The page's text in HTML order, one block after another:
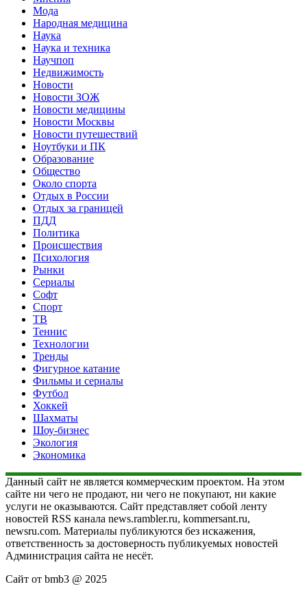
Мода
Народная медицина
Наука
Наука и техника
Научпоп
Недвижимость
Новости
Новости ЗОЖ
Новости медицины
Новости Москвы
Новости путешествий
Ноутбуки и ПК
Образование
Общество
Около спорта
Отдых в России
Отдых за границей
ПДД
Политика
Происшествия
Психология
Рынки
Сериалы
Софт
Спорт
ТВ
Теннис
Технологии
Тренды
Фигурное катание
Фильмы и сериалы
Футбол
Хоккей
Шахматы
Шоу-бизнес
Экология
Экономика
Данный сайт не является коммерческим проектом. На этом
сайте ни чего не продают, ни чего не покупают, ни какие
услуги не оказываются. Сайт представляет собой ленту
новостей RSS канала news.rambler.ru, kommersant.ru,
newsru.com. Материалы публикуются без искажения,
ответственность за достоверность публикуемых новостей
Администрация сайта не несёт.
Сайт от bmb3 @ 2025